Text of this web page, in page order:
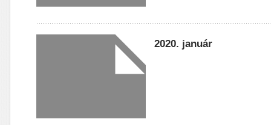
2020. január